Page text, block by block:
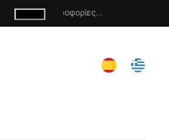
Χωρίς πληροφορίες...